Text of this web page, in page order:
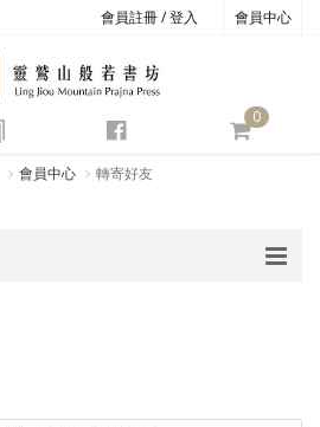
會員註冊 / 登入 會員中心
0
會員中心 轉寄好友